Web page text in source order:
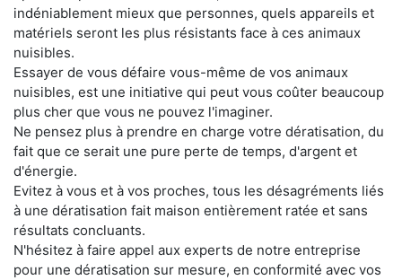
indéniablement mieux que personnes, quels appareils et
matériels seront les plus résistants face à ces animaux
nuisibles.
Essayer de vous défaire vous-même de vos animaux
nuisibles, est une initiative qui peut vous coûter beaucoup
plus cher que vous ne pouvez l'imaginer.
Ne pensez plus à prendre en charge votre dératisation, du
fait que ce serait une pure perte de temps, d'argent et
d'énergie.
Evitez à vous et à vos proches, tous les désagréments liés
à une dératisation fait maison entièrement ratée et sans
résultats concluants.
N'hésitez à faire appel aux experts de notre entreprise
pour une dératisation sur mesure, en conformité avec vos